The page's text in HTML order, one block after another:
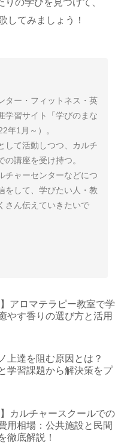
の学びを見つけて、
してみましょう！
ター・フィットネス・英
学習サイト「学びのまな
年1月～）。
して活動しつつ、カルチ
の講座を受け持つ。
チャーセンターなどにつ
をして、学びたい人・教
さん伝えていきたいで
】アロマテラピー教室で学
やす香りの選び方と活用
上達を阻む原因とは？
学習課題から解決策をプ
】カルチャースクールでの
用相場：公共施設と民間
徹底解説！